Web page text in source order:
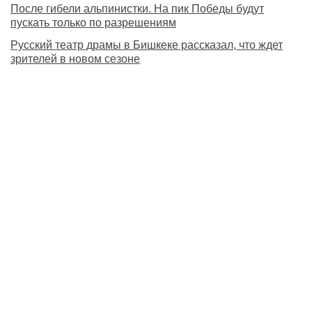
После гибели альпинистки. На пик Победы будут
пускать только по разрешениям
Русский театр драмы в Бишкеке рассказал, что ждет
зрителей в новом сезоне